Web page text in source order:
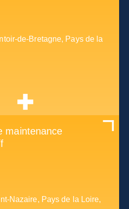
de-Bretagne, Pays de la
maintenance
Nazaire, Pays de la Loire,